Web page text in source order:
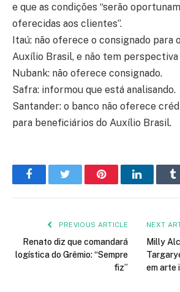
e que as condições “serão
oferecidas aos clientes”.
Itaú: não oferece o consignado para
Auxílio Brasil, e não tem
Nubank: não oferece consignado.
Safra: informou que está analisando.
Santander: o banco não oferece
para beneficiários do Auxílio Brasil.
FacebookTwitter PinterestLinkedIn
PREVIOUS ARTICLE
Renato diz que comandará
logística do Grêmio: “Sempre
fiz”
NEXT
Milly
em arte